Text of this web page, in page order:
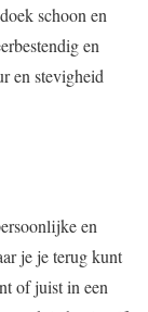
schoon en
en
en stevigheid
en
je je terug kunt
of juist in een